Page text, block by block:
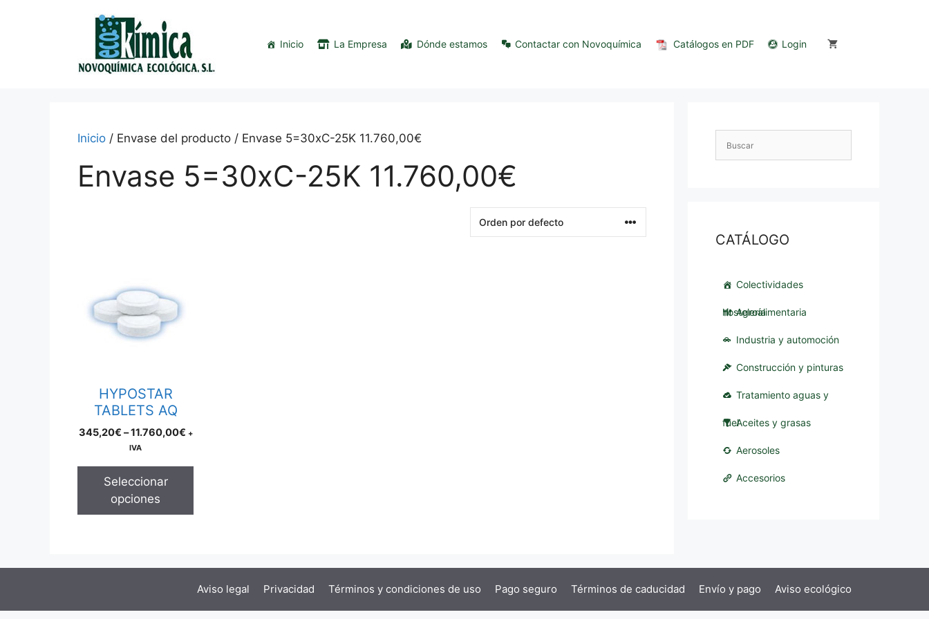
Inicio La Empresa Dónde estamos Contactar con Novoquímica Catálogos en PDF Login
Inicio / Envase del producto / Envase 5=30xC-25K 11.760,00€
Envase 5=30xC-25K 11.760,00€
HYPOSTAR
TABLETS AQ
345,20€ –11.760,00€Price
+
IVA
Seleccionar
opciones
has
multiple
variants.
may
on
CATÁLOGO
Colectividades
hostelería
Agroalimentaria
Industria y automoción
Construcción y pinturas
Tratamiento aguas y
fuelAceites y grasas
Aerosoles
Accesorios
Aviso legal Privacidad Términos y condiciones de uso Pago seguro Términos de caducidad Envío y pago Aviso ecológico